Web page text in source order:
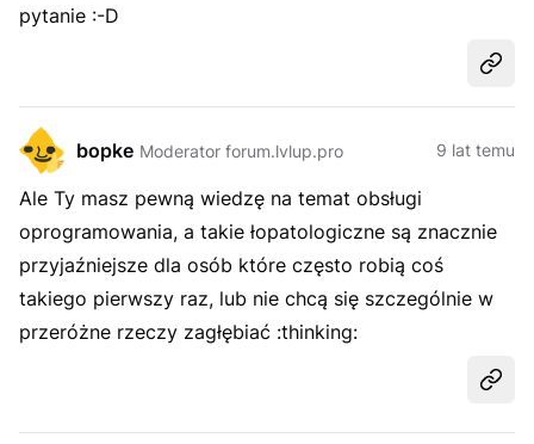
pytanie :-D
bopke Moderator forum.lvlup.pro 9 lat temu
Ale Ty masz pewną wiedzę na temat obsługi
oprogramowania, a takie łopatologiczne są znacznie
przyjaźniejsze dla osób które często robią coś
takiego pierwszy raz, lub nie chcą się szczególnie w
przeróżne rzeczy zagłębiać :thinking: